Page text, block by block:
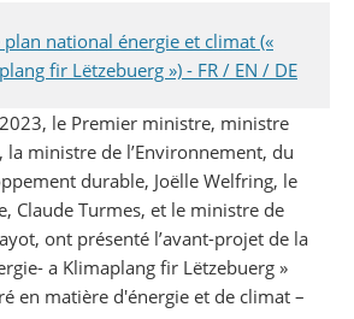
plan national énergie et climat («
fir Lëtzebuerg ») - FR / EN / DE
le Premier ministre, ministre
la ministre de l’Environnement, du
durable, Joëlle Welfring, le
Claude Turmes, et le ministre de
ont présenté l’avant-projet de la
a Klimaplang fir Lëtzebuerg »
en matière d'énergie et de climat –